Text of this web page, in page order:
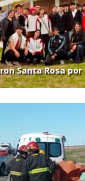
Santa Rosa